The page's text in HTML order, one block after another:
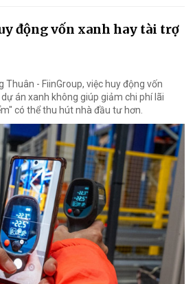
động vốn xanh hay tài trợ
Thuân - FiinGroup, việc huy động vốn
án xanh không giúp giảm chi phí lãi
có thể thu hút nhà đầu tư hơn.